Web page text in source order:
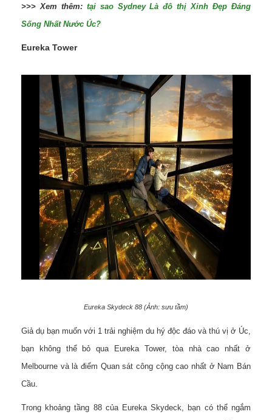
>>> Xem thêm: tại sao Sydney Là đô thị Xinh Đẹp Đáng
Sống Nhất Nước Úc?
Eureka Tower
Eureka Skydeck 88 (Ảnh: sưu tầm)
Giả dụ bạn muốn với 1 trải nghiệm du hý độc đáo và thú vị ở Úc,
bạn không thể bỏ qua Eureka Tower, tòa nhà cao nhất ở
Melbourne và là điểm Quan sát công cộng cao nhất ở Nam Bán
Cầu.
Trong khoảng tầng 88 của Eureka Skydeck, bạn có thể ngắm